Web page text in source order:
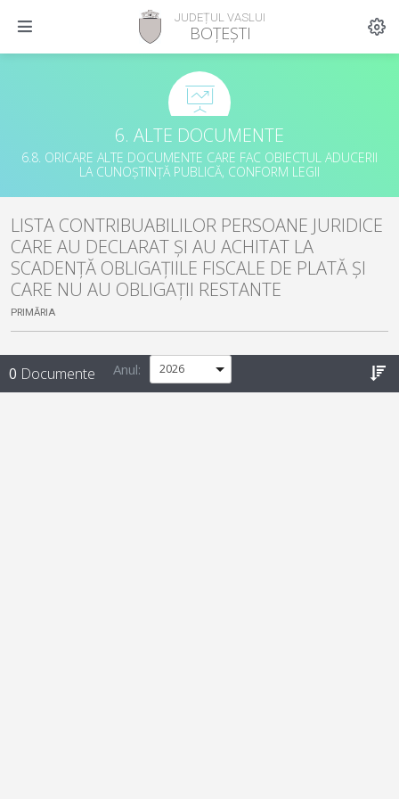
JUDEȚUL VASLUI
BOȚEȘTI
6. ALTE DOCUMENTE
6.8. ORICARE ALTE DOCUMENTE CARE FAC OBIECTUL ADUCERII
LA CUNOȘTINȚĂ PUBLICĂ, CONFORM LEGII
LISTA CONTRIBUABILILOR PERSOANE JURIDICE
CARE AU DECLARAT ȘI AU ACHITAT LA
SCADENȚĂ OBLIGAȚIILE FISCALE DE PLATĂ ȘI
CARE NU AU OBLIGAȚII RESTANTE
PRIMĂRIA
0 Documente Anul: